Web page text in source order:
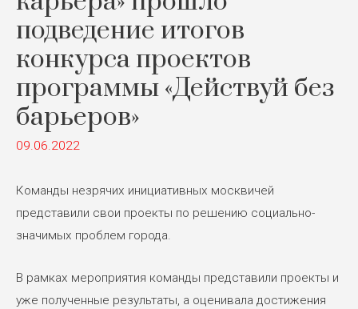
подведение итогов
конкурса проектов
программы «Действуй без
барьеров»
09.06.2022
Команды незрячих инициативных москвичей
представили свои проекты по решению социально-
значимых проблем города.
В рамках мероприятия команды представили проекты и
уже полученные результаты, а оценивала достижения